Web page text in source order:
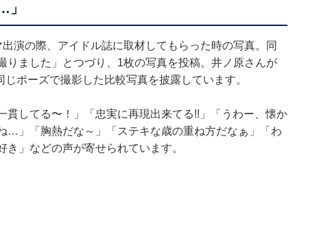
」
演の際、アイドル誌に取材してもらった時の写真。同
りました」とつづり、1枚の写真を投稿。井ノ原さんが
ポーズで撮影した比較写真を披露しています。
貫してる〜！」「忠実に再現出来てる!!」「うわー、懐か
…」「胸熱だな～」「ステキな歳の重ね方だなぁ」「わ
」などの声が寄せられています。